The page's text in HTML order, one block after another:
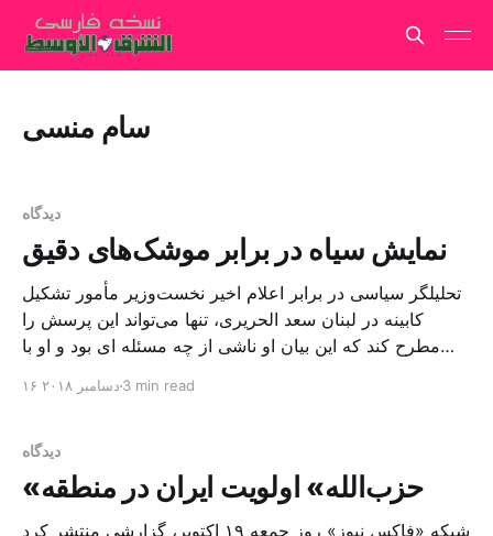
سام منسی
دیدگاه
نمایش سیاه در برابر موشک‌های دقیق
تحلیلگر سیاسی در برابر اعلام اخیر نخست‌وزیر مأمور تشکیل
کابینه در لبنان سعد الحریری، تنها می‌تواند این پرسش را
مطرح کند که این بیان او ناشی از چه مسئله ای بود و او با
۱۶ دسامبر ۲۰۱۸ 3 min read
دیدگاه
«حزب‌الله» اولویت ایران در منطقه
شبکه «فاکس نیوز» روز جمعه ۱۹ اکتوبر، گزارشی منتشر کرد